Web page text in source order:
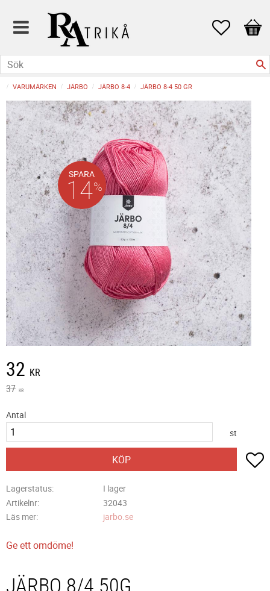
Favoriter
VARUMÄRKEN JÄRBO JÄRBO 8-4 JÄRBO 8-4 50 GR
SPARA
14%
Nedsatt pris:
32 KR
Ordinarie pris:
37 KR
Antal
st
KÖP
Lagerstatus
I lager
Artikelnr
32043
Läs mer
jarbo.se
Ge ett omdöme!
JÄRBO 8/4 50G